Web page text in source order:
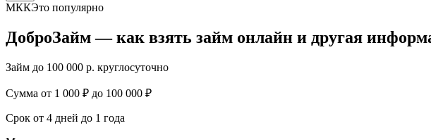
МККЭто популярно
ДоброЗайм — как взять займ онлайн и другая
Займ до 100 000 р. круглосуточно
Сумма от 1 000 ₽ до 100 000 ₽
Срок от 4 дней до 1 года